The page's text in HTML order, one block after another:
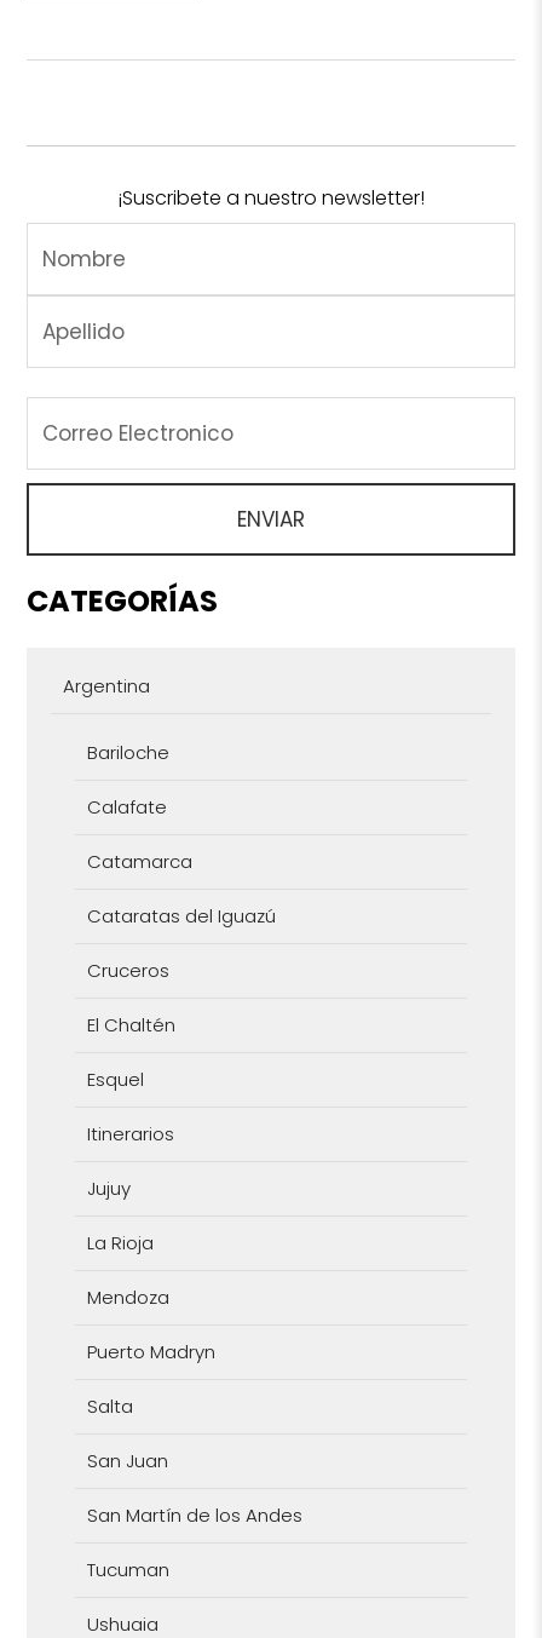
¡Suscribete a nuestro newsletter!
CATEGORÍAS
Argentina
Bariloche
Calafate
Catamarca
Cataratas del Iguazú
Cruceros
El Chaltén
Esquel
Itinerarios
Jujuy
La Rioja
Mendoza
Puerto Madryn
Salta
San Juan
San Martín de los Andes
Tucuman
Ushuaia